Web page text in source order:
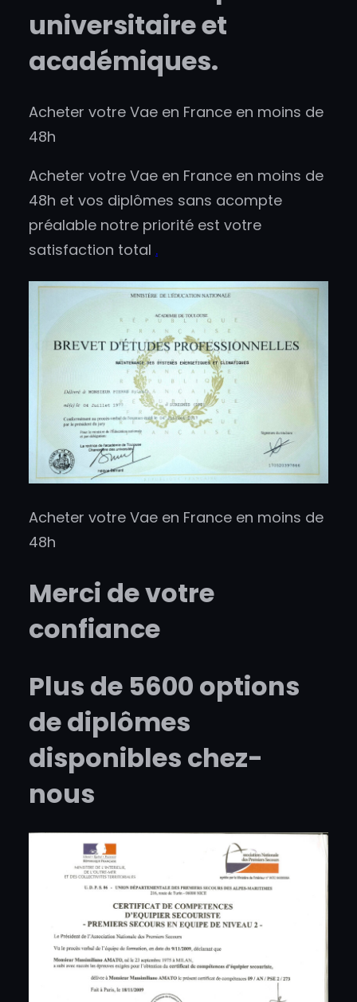
universitaire et
académiques.
Acheter votre Vae en France en moins de
48h
Acheter votre Vae en France en moins de
48h et vos diplômes sans acompte
préalable notre priorité est votre
satisfaction total .
Acheter votre Vae en France en moins de
48h
Merci de votre
confiance
Plus de 5600 options
de diplômes
disponibles chez-
nous